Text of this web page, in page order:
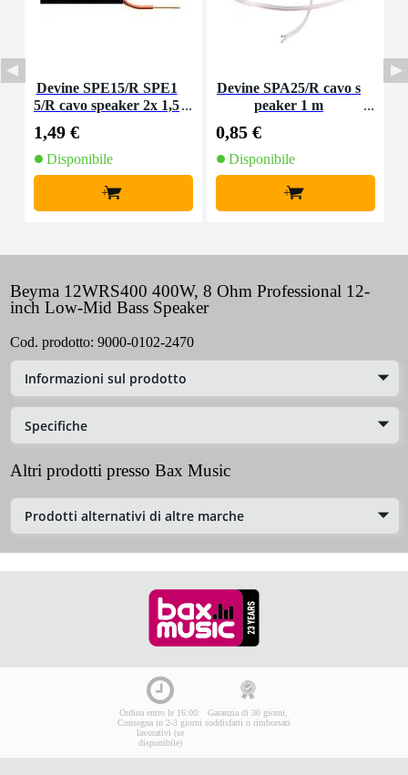
Devine SPE15/R SPE1
5/R cavo speaker 2x 1,5
1,49 €
Disponibile
+
Devine SPA25/R cavo s
peaker 1 m
0,85 €
Disponibile
+
Beyma 12WRS400 400W, 8 Ohm Professional 12-
inch Low-Mid Bass Speaker
Cod. prodotto: 9000-0102-2470
Informazioni sul prodotto
Specifiche
Altri prodotti presso Bax Music
Prodotti alternativi di altre marche
Ordina entro le 16:00:
Consegna in 2-3 giorni
lavorativi (se
disponibile)
Garanzia di 30 giorni,
soddisfatti o rimborsati